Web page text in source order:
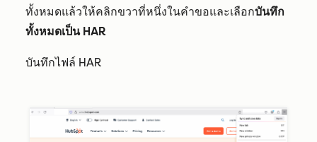
ทั้งหมดแล้วให้คลิกขวาที่หนึ่งในคำขอและเลือกบันทึก
ทั้งหมดเป็น HAR
บันทึกไฟล์ HAR